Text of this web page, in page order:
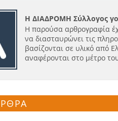
Η ΔΙΑΔΡΟΜΗ Σύλλογος
Η παρούσα αρθρογραφία
να διασταυρώνει τις
βασίζονται σε υλικό από
αναφέρονται στο μέτρο